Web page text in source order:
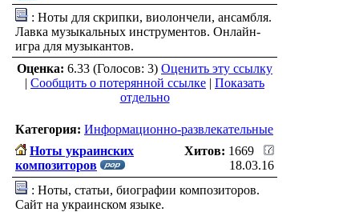
: Ноты для скрипки, виолончели, ансамбля.
Лавка музыкальных инструментов. Онлайн-
игра для музыкантов.
Оценка: 6.33 (Голосов: 3) Оценить эту ссылку
| Сообщить о потерянной ссылке | Показать
отдельно
Категория: Информационно-развлекательные
Ноты украинских
композиторов
Хитов: 1669
18.03.16
: Ноты, статьи, биографии композиторов.
Сайт на украинском языке.